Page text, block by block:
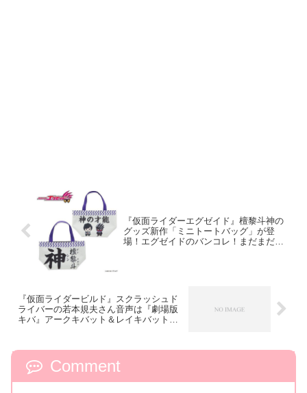
『仮面ライダーエグゼイド』檀黎斗神の
グッズ新作「ミニトートバッグ」が登
場！エグゼイドのバンコレ！まだまだ受
『仮面ライダービルド』スクラッシュド
ライバーの若本規夫さん音声は『劇場版
キバ』アークキバット＆レイキバットの
Comment